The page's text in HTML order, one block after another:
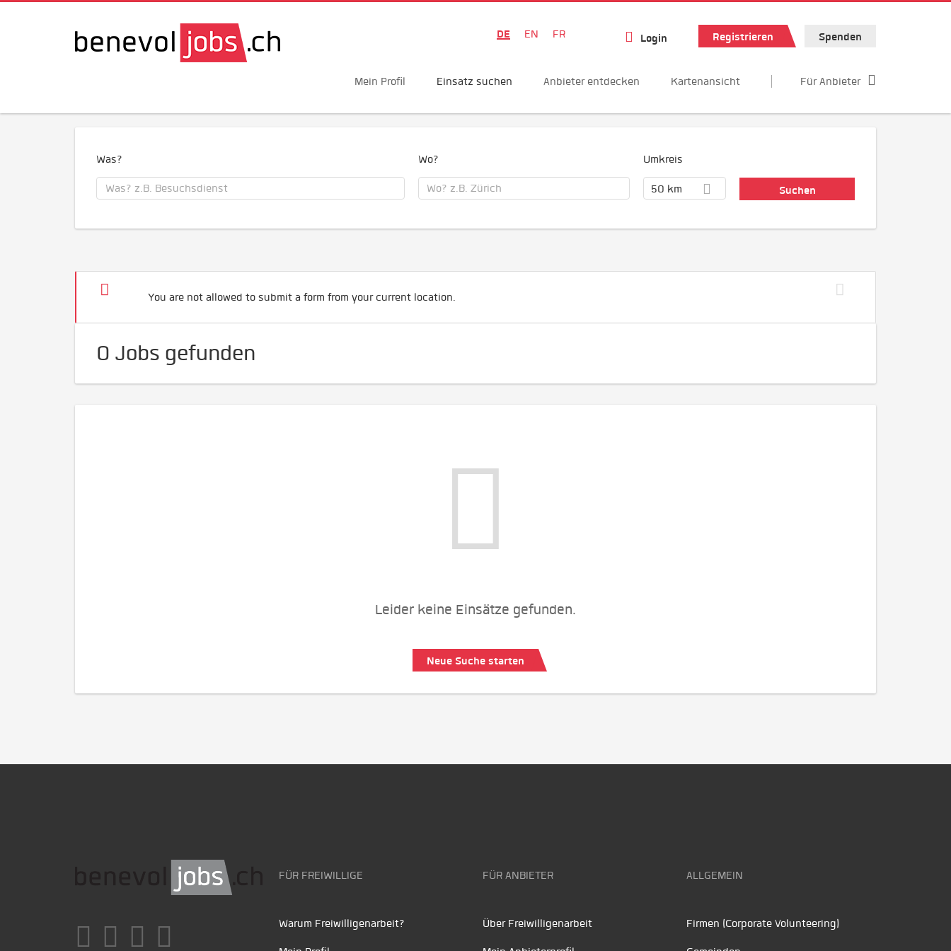
DE EN FR Login Registrieren Spenden
Mein Profil Einsatz suchen Anbieter entdecken Kartenansicht Für Anbieter
Was? Wo? Umkreis
50 km
You are not allowed to submit a form from your current location.
0 Jobs gefunden
Leider keine Einsätze gefunden.
Neue Suche starten
FÜR FREIWILLIGE
Warum Freiwilligenarbeit?
FÜR ANBIETER
Über Freiwilligenarbeit
ALLGEMEIN
Firmen (Corporate Volunteering)